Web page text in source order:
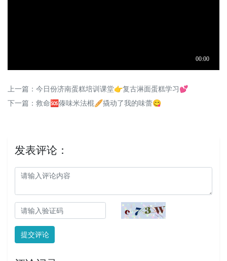
上一篇： 今日份济南蛋糕培训课堂👉复古淋面蛋糕学习💕
下一篇： 救命🆘傣味米法棍🥖撬动了我的味蕾😋
发表评论：
提交评论